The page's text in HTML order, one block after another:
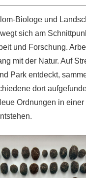
Biologe und
sich am
und Forschung.
mit der Natur. Auf
Park entdeckt,
dort
Ordnungen in